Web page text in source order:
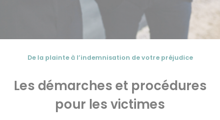
De la plainte à l’indemnisation de votre préjudice
Les démarches et procédures
pour les victimes